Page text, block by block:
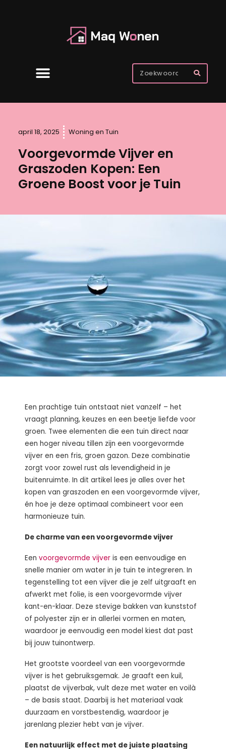
april 18, 2025 Woning en Tuin
Voorgevormde Vijver en
Graszoden Kopen: Een
Groene Boost voor je Tuin
Een prachtige tuin ontstaat niet vanzelf – het
vraagt planning, keuzes en een beetje liefde voor
groen. Twee elementen die een tuin direct naar
een hoger niveau tillen zijn een voorgevormde
vijver en een fris, groen gazon. Deze combinatie
zorgt voor zowel rust als levendigheid in je
buitenruimte. In dit artikel lees je alles over het
kopen van graszoden en een voorgevormde vijver,
én hoe je deze optimaal combineert voor een
harmonieuze tuin.
De charme van een voorgevormde vijver
Een voorgevormde vijveris een eenvoudige en
snelle manier om water in je tuin te integreren. In
tegenstelling tot een vijver die je zelf uitgraaft en
afwerkt met folie, is een voorgevormde vijver
kant-en-klaar. Deze stevige bakken van kunststof
of polyester zijn er in allerlei vormen en maten,
waardoor je eenvoudig een model kiest dat past
bij jouw tuinontwerp.
Het grootste voordeel van een voorgevormde
vijver is het gebruiksgemak. Je graaft een kuil,
plaatst de vijverbak, vult deze met water en voilà
– de basis staat. Daarbij is het materiaal vaak
duurzaam en vorstbestendig, waardoor je
jarenlang plezier hebt van je vijver.
Een natuurlijk effect met de juiste plaatsing